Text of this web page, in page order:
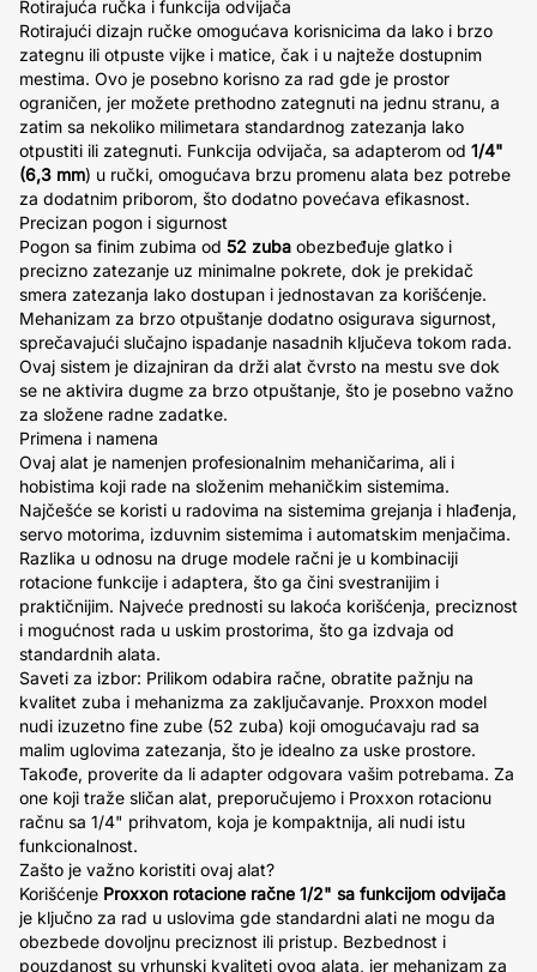
Rotirajuća ručka i funkcija odvijača
Rotirajući dizajn ručke omogućava korisnicima da lako i brzo
zategnu ili otpuste vijke i matice, čak i u najteže dostupnim
mestima. Ovo je posebno korisno za rad gde je prostor
ograničen, jer možete prethodno zategnuti na jednu stranu, a
zatim sa nekoliko milimetara standardnog zatezanja lako
otpustiti ili zategnuti. Funkcija odvijača, sa adapterom od 1/4"
(6,3 mm) u ručki, omogućava brzu promenu alata bez potrebe
za dodatnim priborom, što dodatno povećava efikasnost.
Precizan pogon i sigurnost
Pogon sa finim zubima od 52 zuba obezbeđuje glatko i
precizno zatezanje uz minimalne pokrete, dok je prekidač
smera zatezanja lako dostupan i jednostavan za korišćenje.
Mehanizam za brzo otpuštanje dodatno osigurava sigurnost,
sprečavajući slučajno ispadanje nasadnih ključeva tokom rada.
Ovaj sistem je dizajniran da drži alat čvrsto na mestu sve dok
se ne aktivira dugme za brzo otpuštanje, što je posebno važno
za složene radne zadatke.
Primena i namena
Ovaj alat je namenjen profesionalnim mehaničarima, ali i
hobistima koji rade na složenim mehaničkim sistemima.
Najčešće se koristi u radovima na sistemima grejanja i hlađenja,
servo motorima, izduvnim sistemima i automatskim menjačima.
Razlika u odnosu na druge modele račni je u kombinaciji
rotacione funkcije i adaptera, što ga čini svestranijim i
praktičnijim. Najveće prednosti su lakoća korišćenja, preciznost
i mogućnost rada u uskim prostorima, što ga izdvaja od
standardnih alata.
Saveti za izbor: Prilikom odabira račne, obratite pažnju na
kvalitet zuba i mehanizma za zaključavanje. Proxxon model
nudi izuzetno fine zube (52 zuba) koji omogućavaju rad sa
malim uglovima zatezanja, što je idealno za uske prostore.
Takođe, proverite da li adapter odgovara vašim potrebama. Za
one koji traže sličan alat, preporučujemo i Proxxon rotacionu
račnu sa 1/4" prihvatom, koja je kompaktnija, ali nudi istu
funkcionalnost.
Zašto je važno koristiti ovaj alat?
Korišćenje Proxxon rotacione račne 1/2" sa funkcijom odvijača
je ključno za rad u uslovima gde standardni alati ne mogu da
obezbede dovoljnu preciznost ili pristup. Bezbednost i
pouzdanost su vrhunski kvaliteti ovog alata, jer mehanizam za